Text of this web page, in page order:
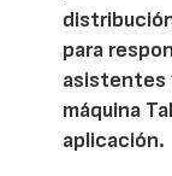
para
asistentes
máquina
aplicación.